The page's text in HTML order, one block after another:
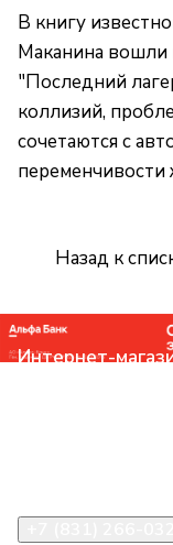
В книгу
Маканина вошли
"Последний
коллизий,
сочетаются с
переменчивости
Назад к
Интернет-